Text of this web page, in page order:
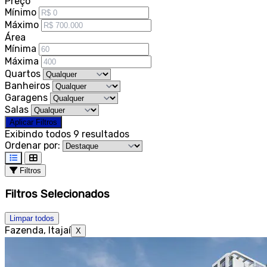
Mínimo
Máximo
Área
Mínima
Máxima
Quartos
Banheiros
Garagens
Salas
Aplicar Filtros
Exibindo todos 9 resultados
Ordenar por:
Filtros
Filtros Selecionados
Limpar todos
Fazenda, Itajaí X